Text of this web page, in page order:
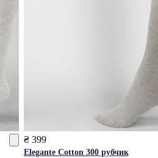
₴ 399
EleganteCotton 300 рубчик